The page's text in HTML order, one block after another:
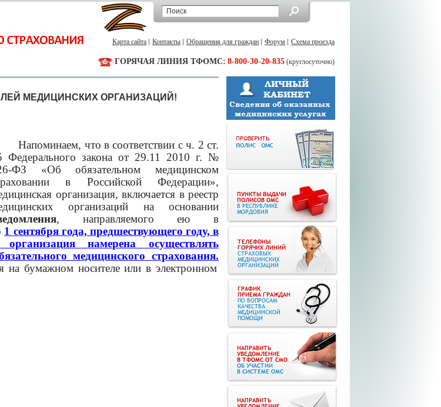
Карта сайта Контакты Обращения для граждан Форум Схема проезда
ГОРЯЧАЯ ЛИНИЯ ТФОМС: 8-800-30-20-835 (круглосуточно)
МЕДИЦИНСКИХ ОРГАНИЗАЦИЙ!
Напоминаем, что в соответствии с ч. 2 ст.
Федерального закона от 29.11 2010 г. №
ФЗ «Об обязательном медицинском
в Российской Федерации»,
организация, включается в реестр
организаций на основании
, направляемого ею в
1 сентября года, предшествующего году, в
намерена осуществлять
медицинского страхования.
на бумажном носителе или в электронном